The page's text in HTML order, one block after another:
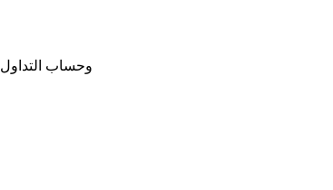
قدّم معلومات رقم المستثمر في سوق أبوظبي للأوراق المالية (ADX NIN) وحساب التداول